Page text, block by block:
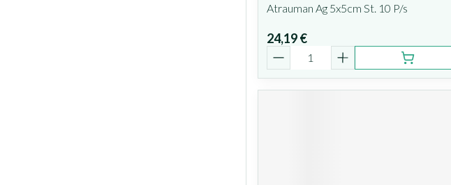
Atrauman Ag 5x5cm St. 10 P/s
24,19 €
Quantité